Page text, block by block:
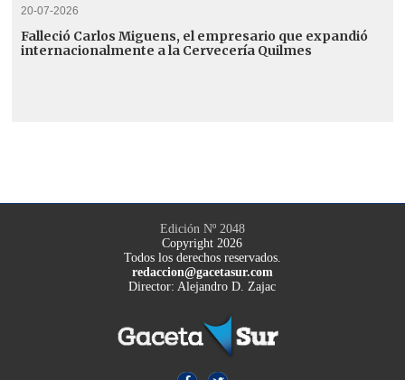
20-07-2026
Falleció Carlos Miguens, el empresario que expandió
internacionalmente a la Cervecería Quilmes
Edición Nº 2048
Copyright 2026
Todos los derechos reservados.
redaccion@gacetasur.com
Director: Alejandro D. Zajac